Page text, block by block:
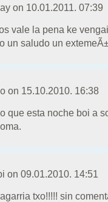
on 10.01.2011. 07:39
vale la pena ke
un saludo un
on 15.10.2010. 16:38
que esta noche boi a
on 09.01.2010. 14:51
txo!!!!! sin